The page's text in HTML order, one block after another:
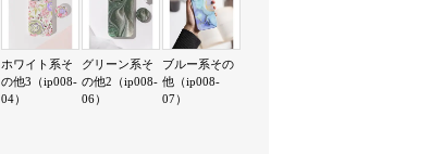
ホワイト系そ
の他3（ip008-
04）
グリーン系そ
の他2（ip008-
06）
ブルー系その
他（ip008-
07）